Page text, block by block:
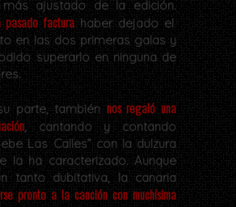
ajustado de la edición.
pasado facturahaber dejado el
en las dos primeras galas y
superarlo en ninguna de
parte, tambiénnos regaló una
, cantando y contando
Las Calles” con la dulzura
la ha caracterizado. Aunque
tanto dubitativa, la canaria
pronto a la canción con muchísima